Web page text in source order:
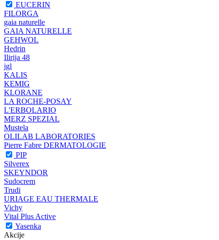
EUCERIN
FILORGA
gaia naturelle
GAIA NATURELLE
GEHWOL
Hedrin
Ilirija 48
jgl
KALIS
KEMIG
KLORANE
LA ROCHE-POSAY
L'ERBOLARIO
MERZ SPEZIAL
Mustela
OLILAB LABORATORIES
Pierre Fabre DERMATOLOGIE
PIP
Silverex
SKEYNDOR
Sudocrem
Trudi
URIAGE EAU THERMALE
Vichy
Vital Plus Active
Yasenka
Akcije